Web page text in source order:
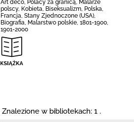
Art déco, Polacy za granicą, Malarze
polscy, Kobieta, Biseksualizm, Polska,
Francja, Stany Zjednoczone (USA),
Biografia, Malarstwo polskie, 1801-1900,
1901-2000
Znalezione w bibliotekach: 1 .